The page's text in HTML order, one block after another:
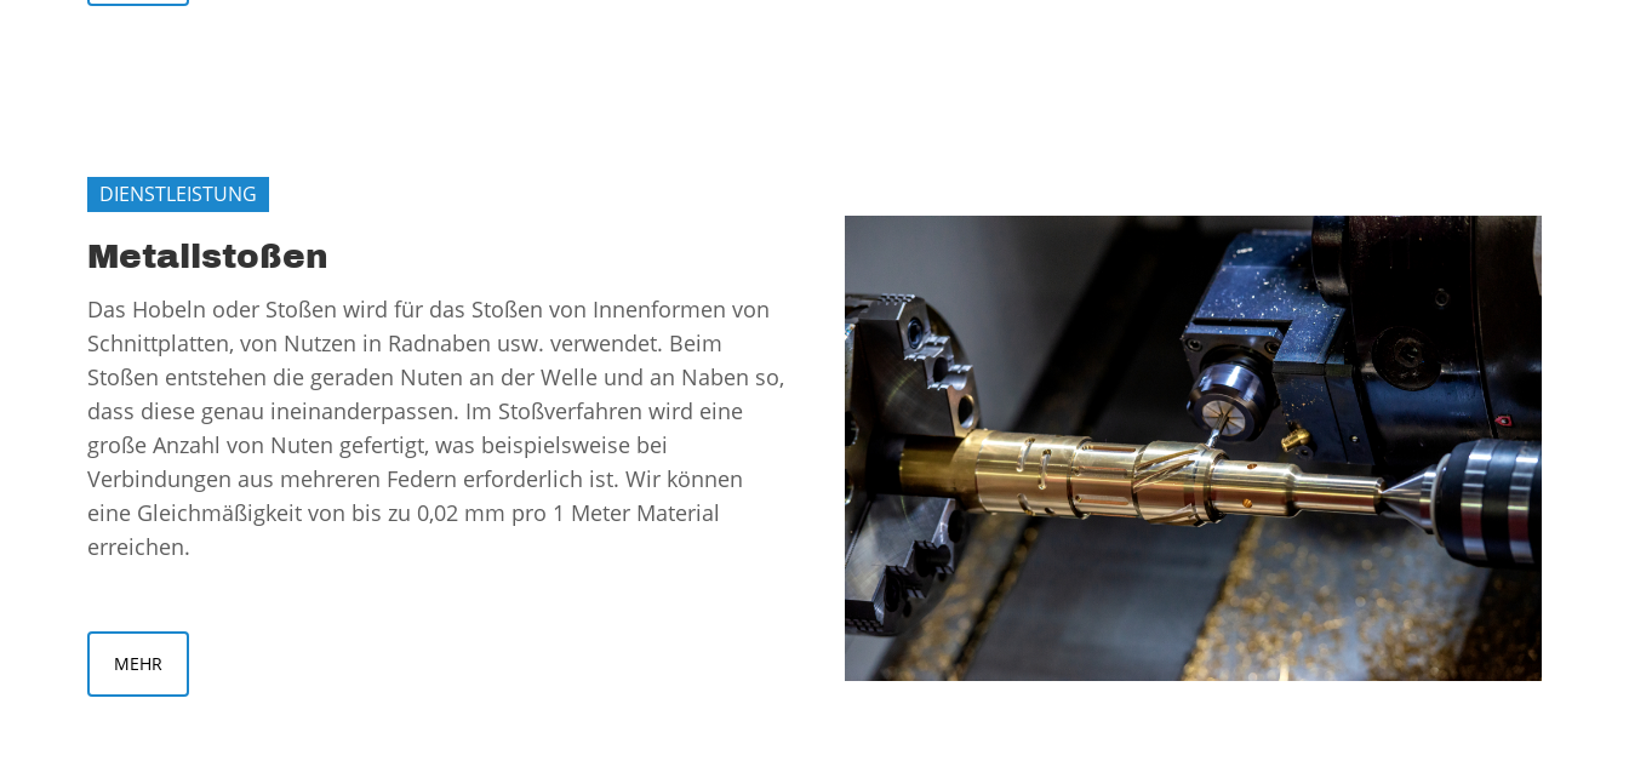
DIENSTLEISTUNG
Metallstoßen
Das Hobeln oder Stoßen wird für das Stoßen von Innenformen von
Schnittplatten, von Nutzen in Radnaben usw. verwendet. Beim
Stoßen entstehen die geraden Nuten an der Welle und an Naben so,
dass diese genau ineinanderpassen. Im Stoßverfahren wird eine
große Anzahl von Nuten gefertigt, was beispielsweise bei
Verbindungen aus mehreren Federn erforderlich ist. Wir können
eine Gleichmäßigkeit von bis zu 0,02 mm pro 1 Meter Material
erreichen.
MEHR